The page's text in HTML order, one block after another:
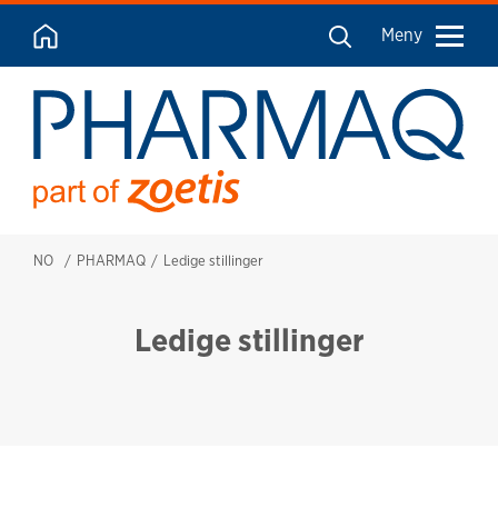
Meny
NO PHARMAQ Ledige stillinger
Ledige stillinger